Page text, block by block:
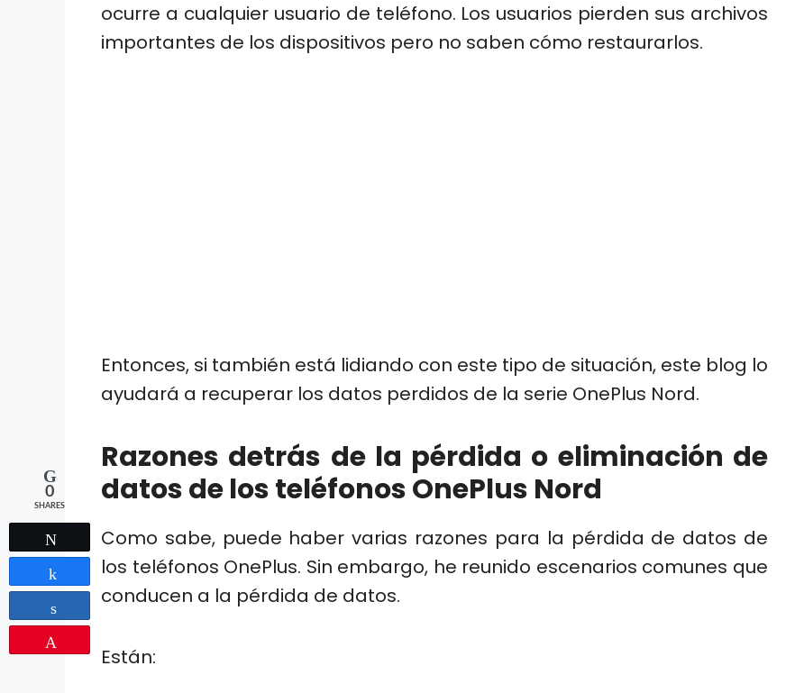
ocurre a cualquier usuario de teléfono. Los usuarios pierden sus archivos
importantes de los dispositivos pero no saben cómo restaurarlos.
Entonces, si también está lidiando con este tipo de situación, este blog lo
ayudará a recuperar los datos perdidos de la serie OnePlus Nord.
Razones detrás de la pérdida o eliminación de
datos de los teléfonos OnePlus Nord
Como sabe, puede haber varias razones para la pérdida de datos de
los teléfonos OnePlus. Sin embargo, he reunido escenarios comunes que
conducen a la pérdida de datos.
Están:
0
SHARES